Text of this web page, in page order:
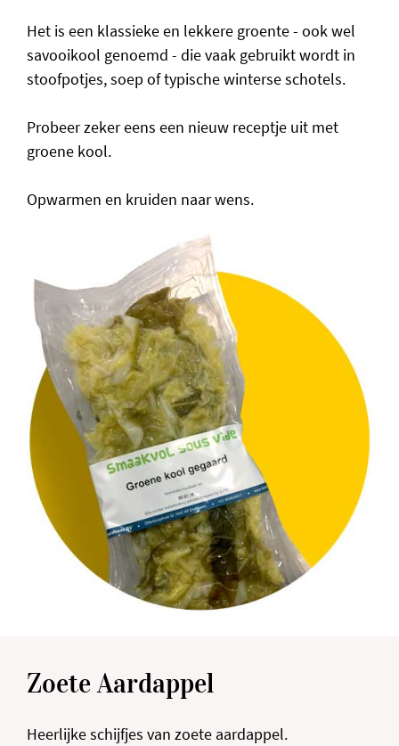
Het is een klassieke en lekkere groente - ook wel
savooikool genoemd - die vaak gebruikt wordt in
stoofpotjes, soep of typische winterse schotels.
Probeer zeker eens een nieuw receptje uit met
groene kool.
Opwarmen en kruiden naar wens.
Zoete Aardappel
Heerlijke schijfjes van zoete aardappel.